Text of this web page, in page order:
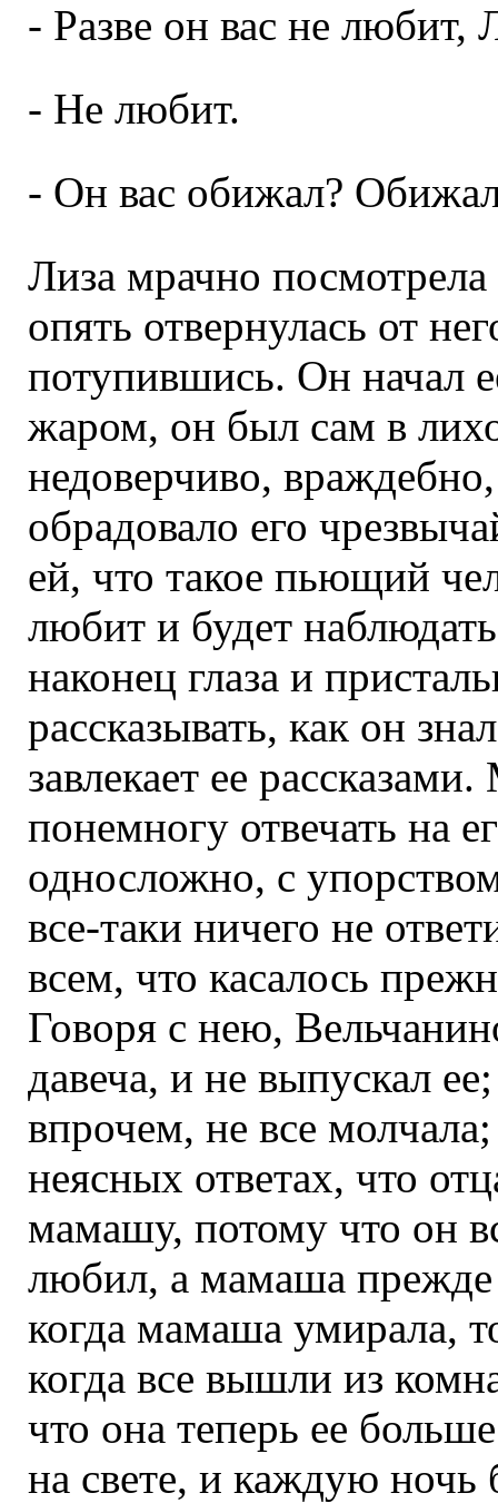
- Разве он вас не любит,
- Не любит.
- Он вас обижал?
Лиза мрачно
опять отвернулась от
потупившись. Он начал
жаром, он был сам в
недоверчиво,
обрадовало его
ей, что такое пьющий
любит и будет
наконец глаза и
рассказывать, как он
завлекает ее
понемногу отвечать на
односложно, с
все-таки ничего не
всем, что касалось
Говоря с нею,
давеча, и не выпускал
впрочем, не все
неясных ответах, что
мамашу, потому что он
любил, а мамаша
когда мамаша умирала,
когда все вышли из
что она теперь ее
на свете, и каждую